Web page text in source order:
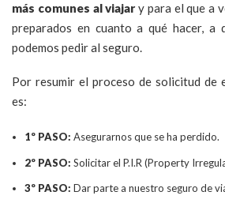
más comunes al viajary para el que a
preparados en cuanto a qué hacer, a
podemos pedir al seguro.
Por resumir el proceso de solicitud de
es:
1º PASO: Asegurarnos que se ha perdido.
2º PASO: Solicitar el P.I.R (Property
3º PASO: Dar parte a nuestro seguro de